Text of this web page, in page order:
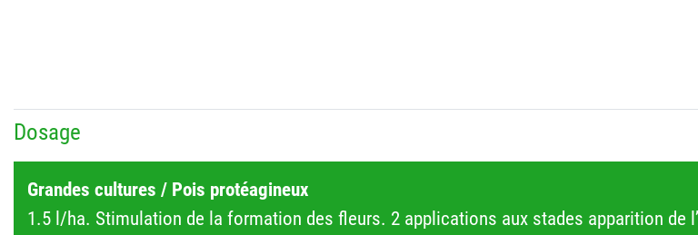
Dosage
Grandes cultures / Pois protéagineux
1.5 l/ha. Stimulation de la formation des fleurs. 2 applications aux stades apparition de